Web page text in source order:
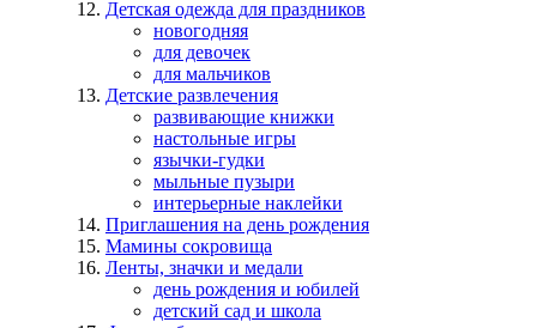
Детская одежда для праздников
новогодняя
для девочек
для мальчиков
Детские развлечения
развивающие книжки
настольные игры
язычки-гудки
мыльные пузыри
интерьерные наклейки
Приглашения на день рождения
Мамины сокровища
Ленты, значки и медали
день рождения и юбилей
детский сад и школа